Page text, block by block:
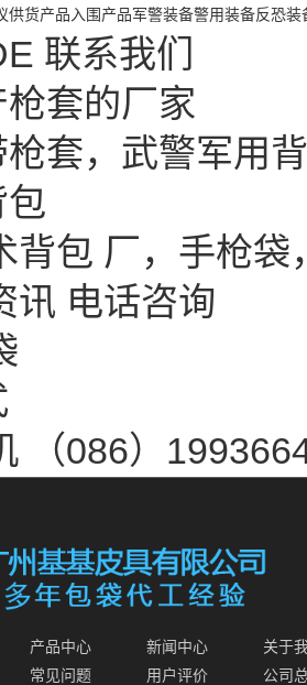
供货产品 入围产品军警装备警用装备反恐装
联系我们
套的厂家
枪套，武警军用
背包 厂，手枪
讯 电话咨询
（086）
产品中心 新闻中心
关于
常见问题 用户评价 公司